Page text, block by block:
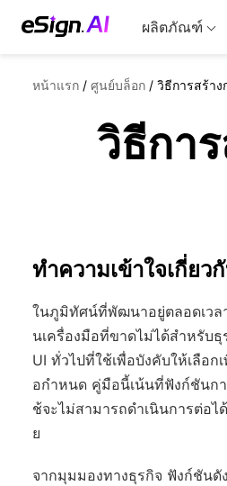
ผลิตภัณฑ์
หน้าแรก / ศูนย์บล็อก / วิธีการสร้าง
วิธีกา
ทำความเข้าใจเกี่ย
ในภูมิทัศน์ที่พัฒนาอยู่ตลอดเวล
นเครื่องมือที่ขาดไม่ได้สำหรับ
UI ทั่วไปที่ใช้เพื่อบังคับให้เลือ
อกำหนด คู่มือนี้เน้นที่ฟังก์ชันกา
ช้จะไม่สามารถดำเนินการต่อ
ย
จากมุมมองทางธุรกิจ ฟังก์ชัน